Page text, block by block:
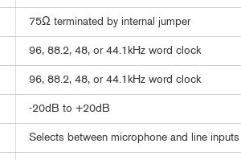
75Ω terminated by internal jumper
96, 88.2, 48, or 44.1kHz word clock
96, 88.2, 48, or 44.1kHz word clock
-20dB to +20dB
Selects between microphone and line inputs